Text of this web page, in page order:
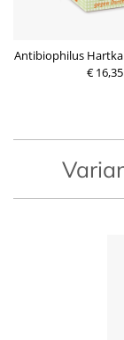
Antibiophilus
€ 16,35